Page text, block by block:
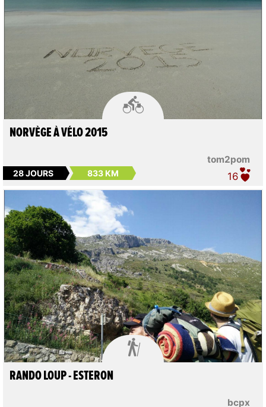

tom2pom
NORVÈGE À VÉLO 2015
28 JOURS 833 KM 16

bcpx
RANDO LOUP - ESTERON